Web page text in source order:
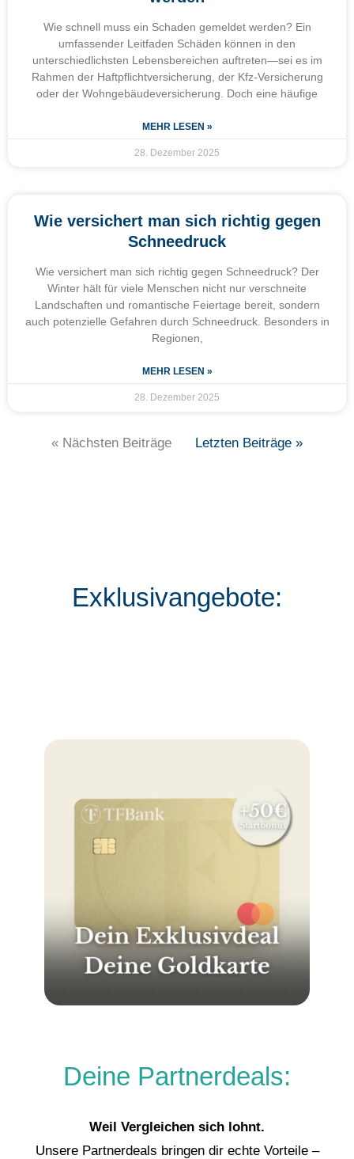
Wie schnell muss ein Schaden gemeldet werden? Ein
umfassender Leitfaden Schäden können in den
unterschiedlichsten Lebensbereichen auftreten—sei es im
Rahmen der Haftpflichtversicherung, der Kfz-Versicherung
oder der Wohngebäudeversicherung. Doch eine häufige
MEHR LESEN »
28. Dezember 2025
Wie versichert man sich richtig gegen
Schneedruck
Wie versichert man sich richtig gegen Schneedruck? Der
Winter hält für viele Menschen nicht nur verschneite
Landschaften und romantische Feiertage bereit, sondern
auch potenzielle Gefahren durch Schneedruck. Besonders in
Regionen,
MEHR LESEN »
28. Dezember 2025
« Nächsten Beiträge Letzten Beiträge »
Exklusivangebote:
Deine Partnerdeals:
Weil Vergleichen sich lohnt.
Unsere Partnerdeals bringen dir echte Vorteile –